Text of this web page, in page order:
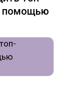
помощью